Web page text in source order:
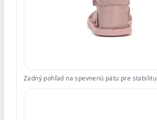
Zadný pohľad na spevnenú pätu pre stabilitu